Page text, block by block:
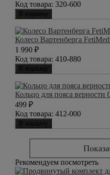
Код товара: 320-600
В корзину
Колесо Вартенберга
1 990 ₽
Код товара: 410-880
В корзину
Кольцо для пояса верности
499 ₽
Код товара: 412-000
В корзину
Рекомендуем посмотреть